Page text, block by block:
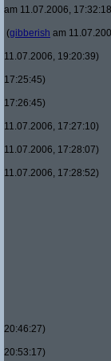
am 11.07.2006,
(gibberish am
11.07.2006, 19:20:39)
17:25:45)
17:26:45)
11.07.2006, 17:27:10)
11.07.2006, 17:28:07)
11.07.2006, 17:28:52)
20:46:27)
20:53:17)